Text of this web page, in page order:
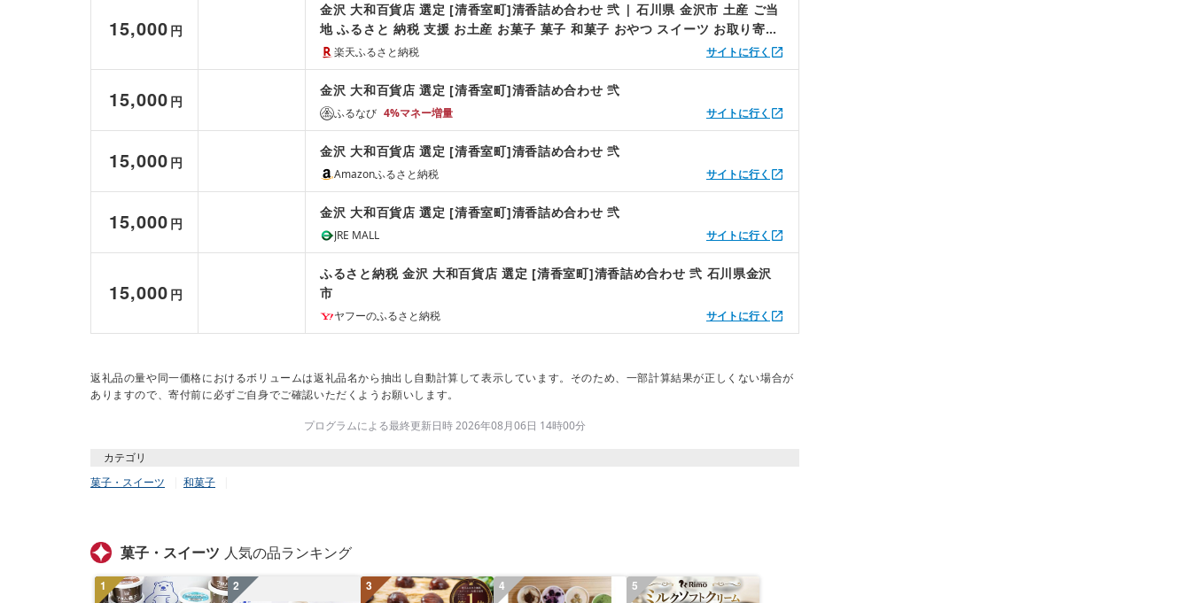
15,000 円
楽天ふるさと納税
金沢 大和百貨店 選定 [清香室町]清香詰め合わせ 弐 | 石川県 金沢市 土産 ご当
地 ふるさと 納税 支援 お土産 お菓子 菓子 和菓子 おやつ スイーツ お取り寄せ
スイーツ 取り寄せ ご当地スイーツ ご当地おみやげ おうち時間 おすすめ 特産
品 名産品
サイトに行く
15,000 円
ふるなび
金沢 大和百貨店 選定 [清香室町]清香詰め合わせ 弐
4%マネー増量 サイトに行く
15,000 円
Amazonふるさと納税
金沢 大和百貨店 選定 [清香室町]清香詰め合わせ 弐
サイトに行く
15,000 円
JRE MALL
金沢 大和百貨店 選定 [清香室町]清香詰め合わせ 弐
サイトに行く
15,000 円
ヤフーのふるさと納税
ふるさと納税 金沢 大和百貨店 選定 [清香室町]清香詰め合わせ 弐 石川県金沢
市
サイトに行く
返礼品の量や同一価格におけるボリュームは返礼品名から抽出し自動計算して表示しています。そのため、一部計算結果が正しくない場合が
ありますので、寄付前に必ずご自身でご確認いただくようお願いします。
プログラムによる最終更新日時 2026年08月06日 14時00分
カテゴリ
菓子・スイーツ
和菓子
菓子・スイーツ 人気の品ランキング
1 2 3 4 5